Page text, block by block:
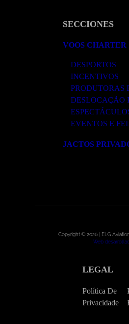
SECCIONES
VOOS CHARTER
DESPORTOS
INCENTIVOS
PRODUTORAS
DESLOCAÇÃO
EVENTOS E
JACTOS
Copyright © 2026 | ELG
Web
LEGAL
Política De
Privacidade